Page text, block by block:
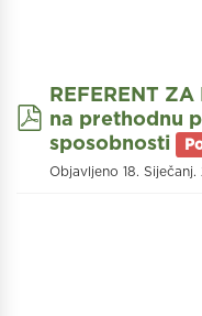
pdf
REFERENT
na prethodnu
sposobnosti
Objavljeno 18. Siječanj.